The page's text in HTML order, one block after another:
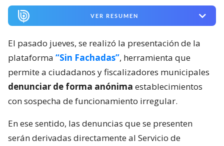
VER RESUMEN
El pasado jueves, se realizó la presentación de la
plataforma “Sin Fachadas”, herramienta que
permite a ciudadanos y fiscalizadores municipales
denunciar de forma anónima establecimientos
con sospecha de funcionamiento irregular.
En ese sentido, las denuncias que se presenten
serán derivadas directamente al Servicio de